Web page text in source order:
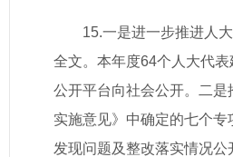
15.一是进一步推进人
全文。本年度64个人大代
公开平台向社会公开。二是
实施意见》中确定的七个
发现问题及整改落实情况